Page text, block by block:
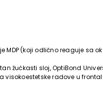
MDP (koji odlično reaguje
žućkasti sloj, OptiBond
radove u